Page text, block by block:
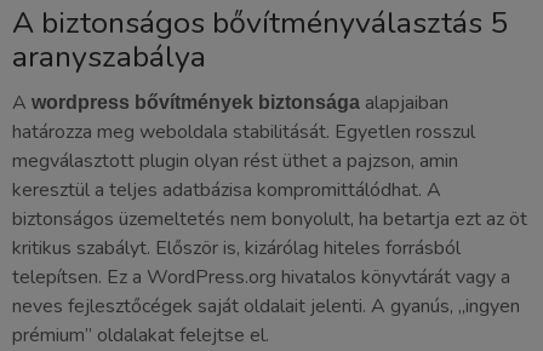
A biztonságos bővítményválasztás 5
aranyszabálya
A wordpress bővítmények biztonsága alapjaiban
határozza meg weboldala stabilitását. Egyetlen rosszul
megválasztott plugin olyan rést üthet a pajzson, amin
keresztül a teljes adatbázisa kompromittálódhat. A
biztonságos üzemeltetés nem bonyolult, ha betartja ezt az öt
kritikus szabályt. Először is, kizárólag hiteles forrásból
telepítsen. Ez a WordPress.org hivatalos könyvtárát vagy a
neves fejlesztőcégek saját oldalait jelenti. A gyanús, „ingyen
prémium” oldalakat felejtse el.